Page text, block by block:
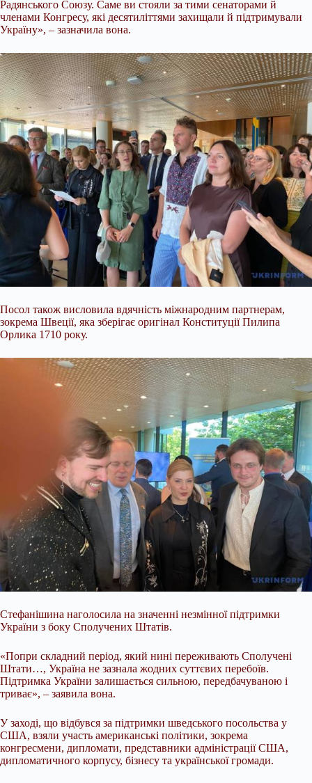
Радянського Союзу. Саме ви стояли за тими сенаторами й
членами Конгресу, які десятиліттями захищали й підтримували
Україну», – зазначила вона.
Посол також висловила вдячність міжнародним партнерам,
зокрема Швеції, яка зберігає оригінал Конституції Пилипа
Орлика 1710 року.
Стефанішина наголосила на значенні незмінної підтримки
України з боку Сполучених Штатів.
«Попри складний період, який нині переживають Сполучені
Штати…, Україна не зазнала жодних суттєвих перебоїв.
Підтримка України залишається сильною, передбачуваною і
триває», – заявила вона.
У заході, що відбувся за підтримки шведського посольства у
США, взяли участь американські політики, зокрема
конгресмени, дипломати, представники адміністрації США,
дипломатичного корпусу, бізнесу та української громади.